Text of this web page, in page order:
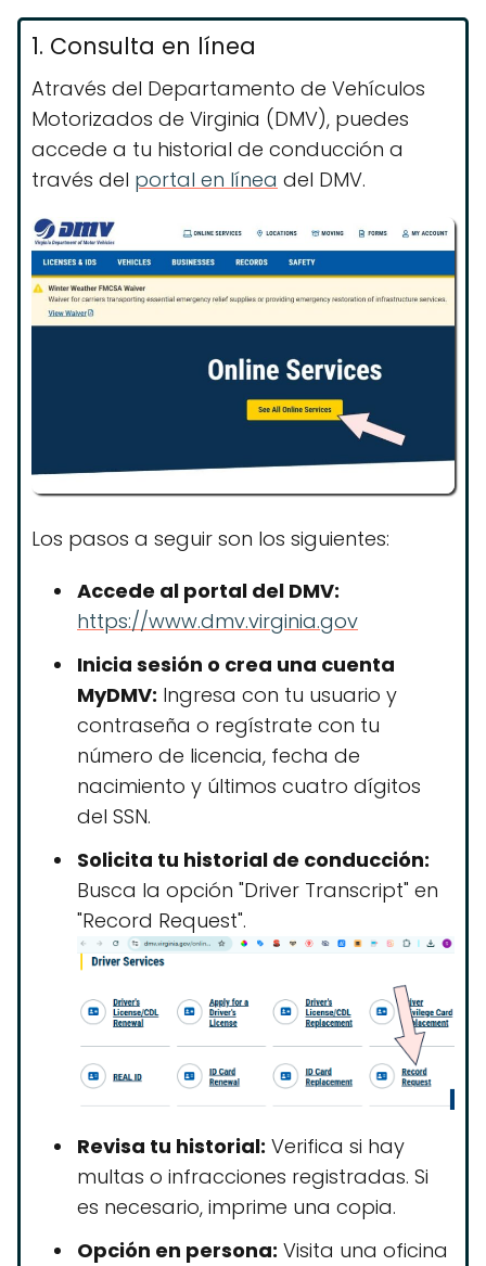
1. Consulta en línea
Através del Departamento de Vehículos
Motorizados de Virginia (DMV), puedes
accede a tu historial de conducción a
través del portal en línea del DMV.
Los pasos a seguir son los siguientes:
Accede al portal del DMV:
https://www.dmv.virginia.gov
Inicia sesión o crea una cuenta
MyDMV: Ingresa con tu usuario y
contraseña o regístrate con tu
número de licencia, fecha de
nacimiento y últimos cuatro dígitos
del SSN.
Solicita tu historial de conducción:
Busca la opción "Driver Transcript" en
"Record Request".
Revisa tu historial: Verifica si hay
multas o infracciones registradas. Si
es necesario, imprime una copia.
Opción en persona: Visita una oficina